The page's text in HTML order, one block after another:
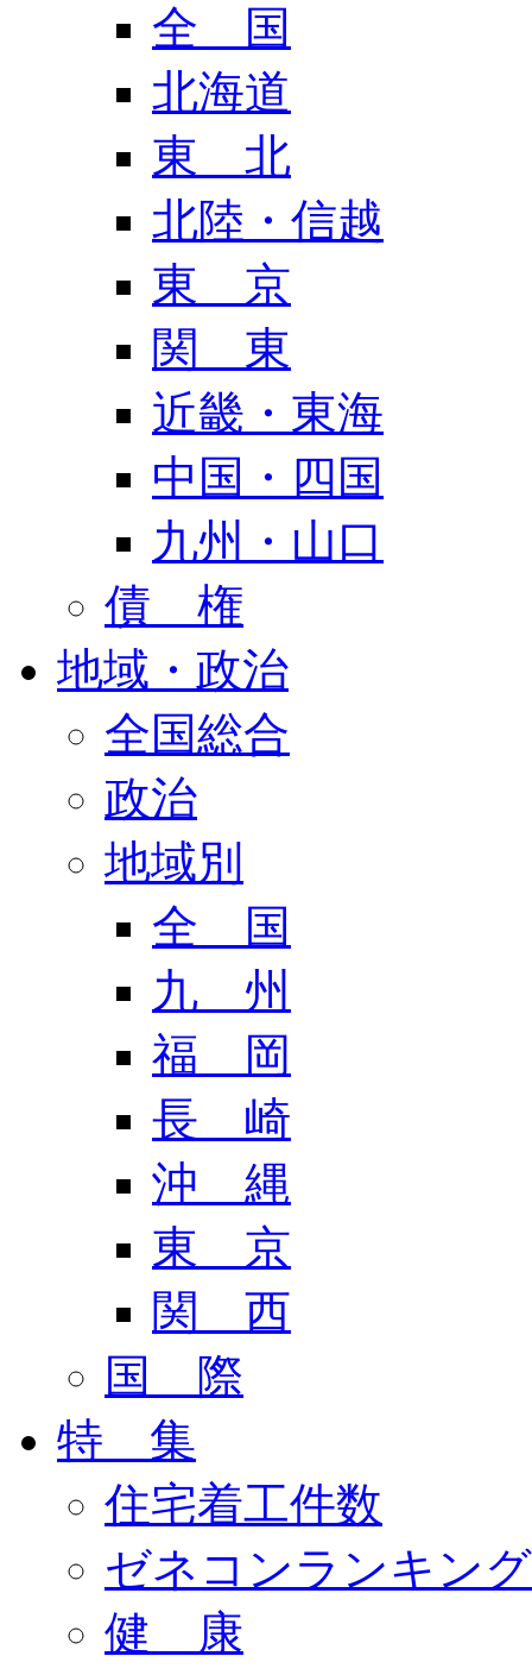
全 国
北海道
東 北
北陸・信越
東 京
関 東
近畿・東海
中国・四国
九州・山口
債 権
地域・政治
全国総合
政治
地域別
全 国
九 州
福 岡
長 崎
沖 縄
東 京
関 西
国 際
特 集
住宅着工件数
ゼネコンランキング
健 康